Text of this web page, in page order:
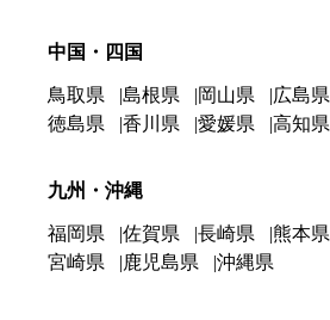
中国・四国
鳥取県 島根県 岡山県 広島県
徳島県
香川県 愛媛県 高知県
九州・沖縄
福岡県 佐賀県 長崎県 熊本県
宮崎県
鹿児島県 沖縄県